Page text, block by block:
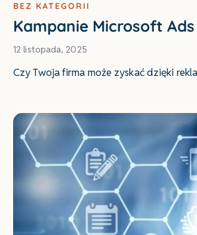
BEZ KATEGORII
Kampanie Microsoft Ads
12 listopada, 2025
Czy Twoja firma może zyskać dzięki